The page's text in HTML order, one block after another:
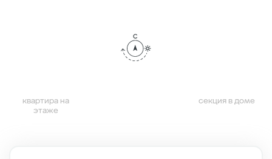
квартира на
этаже
секция в доме